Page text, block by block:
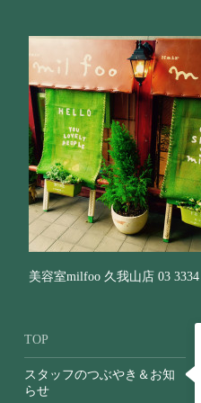
美容室milfoo 久我山店 03 3334
TOP
スタッフのつぶやき＆お知
らせ